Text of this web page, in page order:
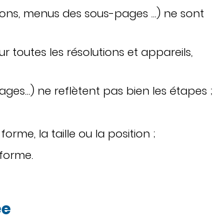
menus des sous-pages …) ne sont
toutes les résolutions et appareils,
ne reflètent pas bien les étapes ;
la taille ou la position ;